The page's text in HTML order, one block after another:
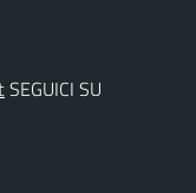
SEGUICI SU